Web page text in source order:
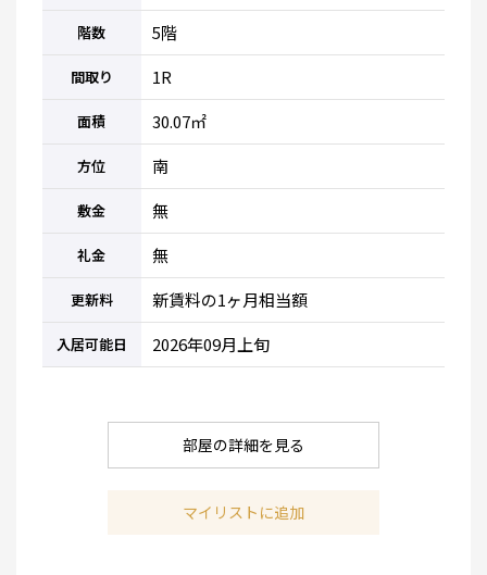
階数 5階
間取り 1R
面積 30.07㎡
方位 南
敷金 無
礼金 無
更新料 新賃料の1ヶ月相当額
入居可能日 2026年09月上旬
部屋の詳細を見る
マイリストに追加